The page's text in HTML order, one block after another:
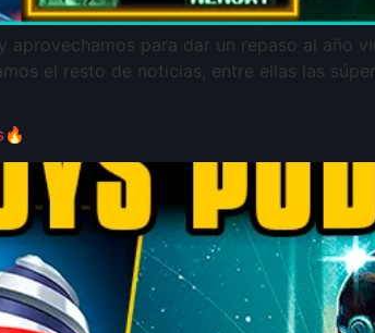
para dar un repaso al año
el resto de noticias, entre ellas las